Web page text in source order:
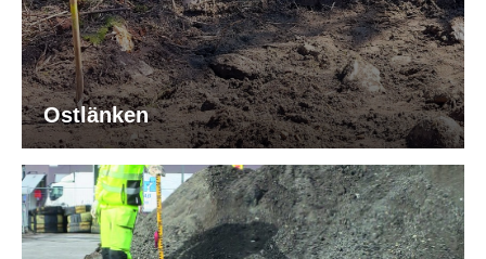
Ostlänken